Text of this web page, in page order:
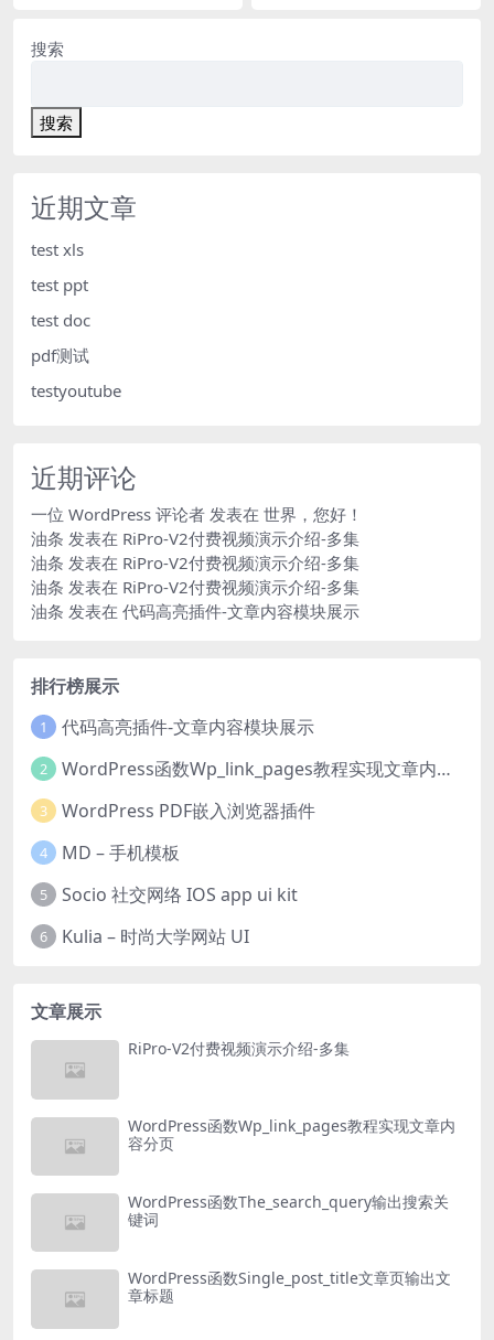
搜索
搜索
近期文章
test xls
test ppt
test doc
pdf测试
testyoutube
近期评论
一位 WordPress 评论者 发表在 世界，您好！
油条 发表在 RiPro-V2付费视频演示介绍-多集
油条 发表在 RiPro-V2付费视频演示介绍-多集
油条 发表在 RiPro-V2付费视频演示介绍-多集
油条 发表在 代码高亮插件-文章内容模块展示
排行榜展示
1 代码高亮插件-文章内容模块展示
2 WordPress函数Wp_link_pages教程实现文章内容分页
3 WordPress PDF嵌入浏览器插件
4 MD – 手机模板
5 Socio 社交网络 IOS app ui kit
6 Kulia – 时尚大学网站 UI
文章展示
RiPro-V2付费视频演示介绍-多集
WordPress函数Wp_link_pages教程实现文章内
容分页
WordPress函数The_search_query输出搜索关
键词
WordPress函数Single_post_title文章页输出文
章标题